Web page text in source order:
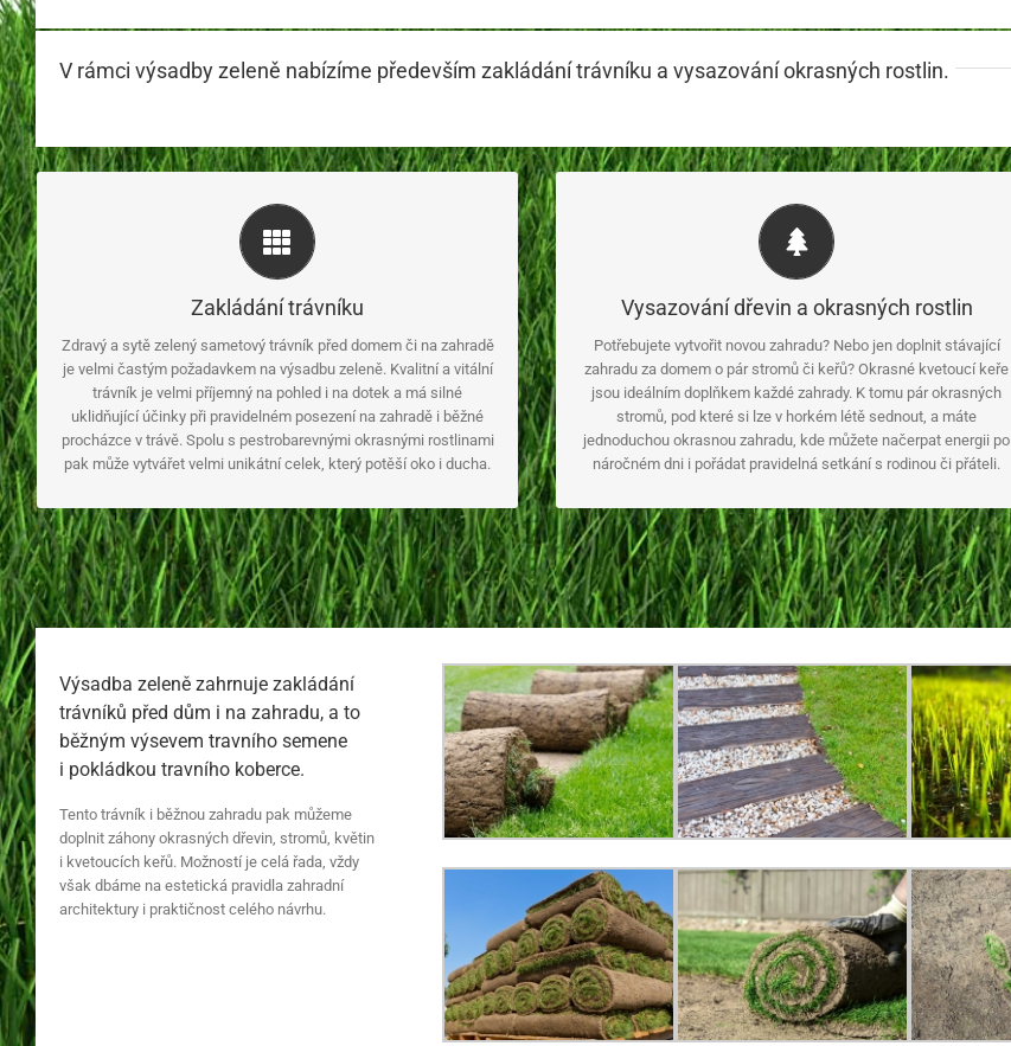
V rámci výsadby zeleně nabízíme především zakládání trávníku a vysazování okrasných rostlin.
Zakládání trávníku
Zdravý a sytě zelený sametový trávník před domem či na zahradě
je velmi častým požadavkem na výsadbu zeleně. Kvalitní a vitální
trávník je velmi příjemný na pohled i na dotek a má silné
uklidňující účinky při pravidelném posezení na zahradě i běžné
procházce v trávě. Spolu s pestrobarevnými okrasnými rostlinami
pak může vytvářet velmi unikátní celek, který potěší oko i ducha.
Součástí naší nabídky
travního koberce. První varianta bývá finančně výhodnější, ale
druhou možností lze získat velmi kvalitní a hustý trávník doslova
během pár dnů. Před založením nového trávníku je také třeba
zvážit jeho budoucí zavlažování. Návrh a instalaci
automatizovaného zavlažovacího systému je vždy výhodnější
provést co nejdříve ještě před jeho založením.
Vysazování dřevin a okrasných rostlin
Potřebujete vytvořit novou zahradu? Nebo jen doplnit stávající
zahradu za domem o pár stromů či keřů? Okrasné kvetoucí keře
jsou ideálním doplňkem každé zahrady. K tomu pár okrasných
stromů, pod které si lze v horkém létě sednout, a máte
jednoduchou okrasnou zahradu, kde můžete načerpat energii po
náročném dni i pořádat pravidelná setkání s rodinou či přáteli.
Do složitějších zahradních komplexů
pak můžeme navrhnout větší okrasné záhony, zahradní jezírka
a vodní rostliny, okrasné trávy i stylizované skalky imitující
travnatou stráň, mechovou zahradu, horský hřeben, vřesoviště
či klidné kapradinové zákoutí s blatouchy a kosatci.
Výsadba zeleně zahrnuje zakládání
trávníků před dům i na zahradu, a to
běžným výsevem travního semene
i pokládkou travního koberce.
Tento trávník i běžnou zahradu pak můžeme
doplnit záhony okrasných dřevin, stromů, květin
i kvetoucích keřů. Možností je celá řada, vždy
však dbáme na estetická pravidla zahradní
architektury i praktičnost celého návrhu.